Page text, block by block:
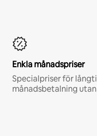
Enkla månadspriser
Specialpriser för
månadsbetalning